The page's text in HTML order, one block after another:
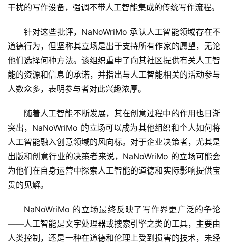
干扰的写作设备，强调不带人工智能集成的传统写作流程。
针对这些批评，NaNoWriMo 承认人工智能领域存在不
道德行为，但坚称其立场是出于支持所有作家的愿望，无论
他们选择何种方法。该组织重申了向其社区提供有关人工智
能的资源和信息的承诺，并指出与人工智能相关的活动参与
人数众多，表明参与者对此兴趣浓厚。
随着人工智能不断发展，其在创意过程中的作用也日渐
突出，NaNoWriMo 的立场可以成为其他组织和个人如何将
人工智能融入创意领域的风向标。对于企业决策者，尤其是
出版和创意行业的决策者来说，NaNoWriMo 的立场可能会
为他们在自身运营中探索人工智能的道德和实际影响提供宝
贵的见解。
NaNoWriMo 的立场最终反映了写作界更广泛的争论
——人工智能是文字处理器或搜索引擎之类的工具，主要由
人类控制，还是一种在道德和伦理上受到损害的技术，未经